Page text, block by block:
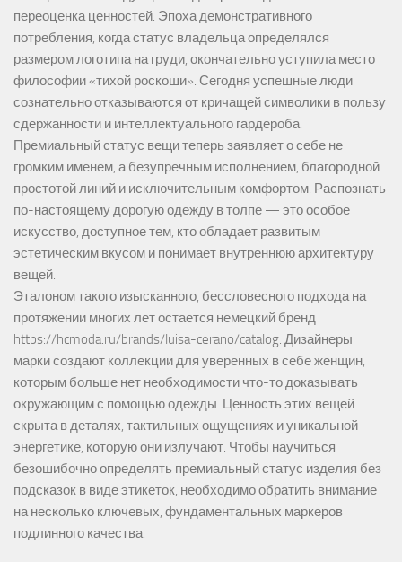
переоценка ценностей. Эпоха демонстративного
потребления, когда статус владельца определялся
размером логотипа на груди, окончательно уступила место
философии «тихой роскоши». Сегодня успешные люди
сознательно отказываются от кричащей символики в пользу
сдержанности и интеллектуального гардероба.
Премиальный статус вещи теперь заявляет о себе не
громким именем, а безупречным исполнением, благородной
простотой линий и исключительным комфортом. Распознать
по-настоящему дорогую одежду в толпе — это особое
искусство, доступное тем, кто обладает развитым
эстетическим вкусом и понимает внутреннюю архитектуру
вещей.
Эталоном такого изысканного, бессловесного подхода на
протяжении многих лет остается немецкий бренд
https://hcmoda.ru/brands/luisa-cerano/catalog. Дизайнеры
марки создают коллекции для уверенных в себе женщин,
которым больше нет необходимости что-то доказывать
окружающим с помощью одежды. Ценность этих вещей
скрыта в деталях, тактильных ощущениях и уникальной
энергетике, которую они излучают. Чтобы научиться
безошибочно определять премиальный статус изделия без
подсказок в виде этикеток, необходимо обратить внимание
на несколько ключевых, фундаментальных маркеров
подлинного качества.